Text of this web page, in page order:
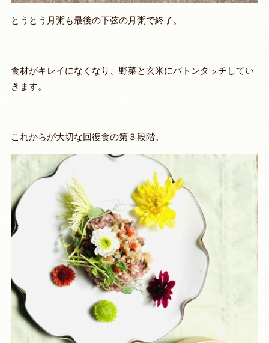
とうとう月粥も最後の下弦の月粥で終了。
食材がキレイになくなり、野菜と玄米にバトンタッチしてい
きます。
これからが大切な回復食の第３段階。